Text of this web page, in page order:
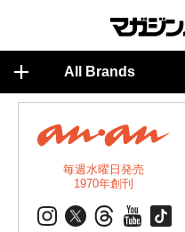
All Brands
毎週水曜日発売
1970年創刊